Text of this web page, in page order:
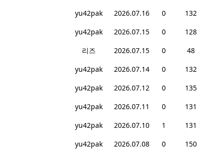
yu42pak
2026.07.16 0
132
yu42pak
2026.07.15 0
128
리즈
2026.07.15 0
48
yu42pak
2026.07.14 0
132
yu42pak
2026.07.12 0
135
yu42pak
2026.07.11 0
131
yu42pak
2026.07.10 1
131
yu42pak
2026.07.08 0
150